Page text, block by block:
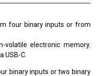
four binary inputs or from
electronic memory.
USB-C.
binary inputs or two binary